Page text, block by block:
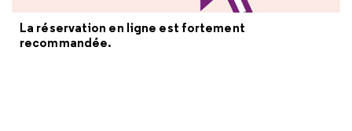
La réservation en ligne est fortement
recommandée.